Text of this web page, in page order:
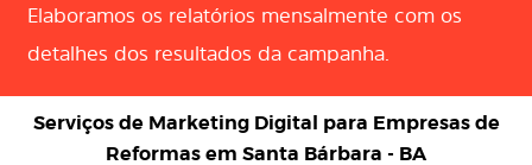
Elaboramos os relatórios mensalmente com os
detalhes dos resultados da campanha.
Serviços de Marketing Digital para Empresas de
Reformas em Santa Bárbara - BA